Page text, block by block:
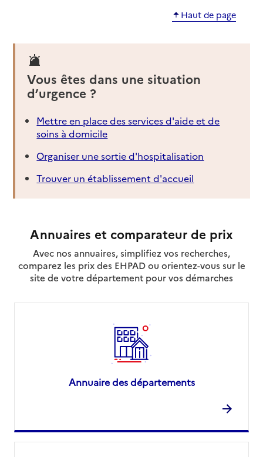
Service autonomie à domicile (aide)
Destia
Adresse
104 place du 8 Mai 1945
04 28 29 06 90
Contact
Rapport HAS
Voir la fiche
Service autonomie à domicile (aide)
JFC Services Sud-Est - Vivaservices
Adresse
3 avenue Georges Pompidou
Louvéa
Haut de page
Vous êtes dans une situation
d’urgence ?
Mettre en place des services d'aide et de
soins à domicile
Organiser une sortie d'hospitalisation
Trouver un établissement d'accueil
Annuaires et comparateur de prix
Avec nos annuaires, simplifiez vos recherches,
comparez les prix des EHPAD ou orientez-vous sur le
site de votre département pour vos démarches
Annuaire des départements